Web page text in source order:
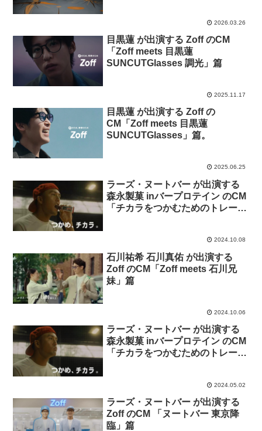
2026.03.26
目黒蓮 が出演する Zoff のCM
「Zoff meets 目黒蓮
SUNCUTGlasses 調光」篇
2025.11.17
目黒蓮 が出演する Zoff の
CM「Zoff meets 目黒蓮
SUNCUTGlasses」篇。
2025.06.25
ラーズ・ヌートバー が出演する
森永製菓 inバープロテイン のCM
「チカラをつかむためのトレーニ
2024.10.08
石川祐希 石川真佑 が出演する
Zoff のCM「Zoff meets 石川兄
妹」篇
2024.10.06
ラーズ・ヌートバー が出演する
森永製菓 inバープロテイン のCM
「チカラをつかむためのトレーニ
2024.05.02
ラーズ・ヌートバー が出演する
Zoff のCM 「ヌートバー 東京降
臨」篇